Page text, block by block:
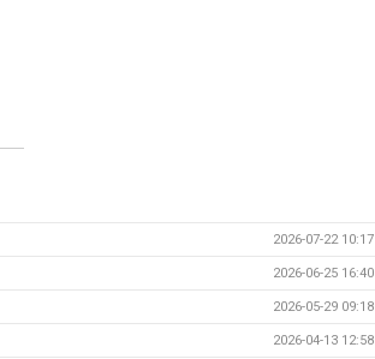
2026-07-22 10:17
2026-06-25 16:40
2026-05-29 09:18
2026-04-13 12:58